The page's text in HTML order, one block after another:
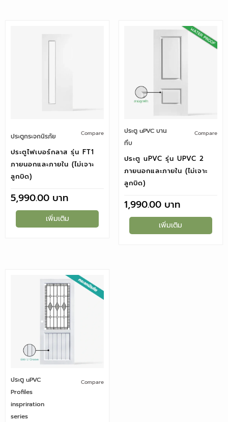
ประตูกระจกนิรภัย Compare
ประตูไฟเบอร์กลาส รุ่น FT1
ภายนอกและภายใน (ไม่เจาะ
ลูกบิด)
5,990.00
เพิ่มเติม
ประตู uPVC บาน
ทึบ
Compare
ประตู uPVC รุ่น UPVC 2
ภายนอกและภายใน (ไม่เจาะ
ลูกบิด)
1,990.00
เพิ่มเติม
ประตู uPVC
Profiles
inspriration
series
Compare